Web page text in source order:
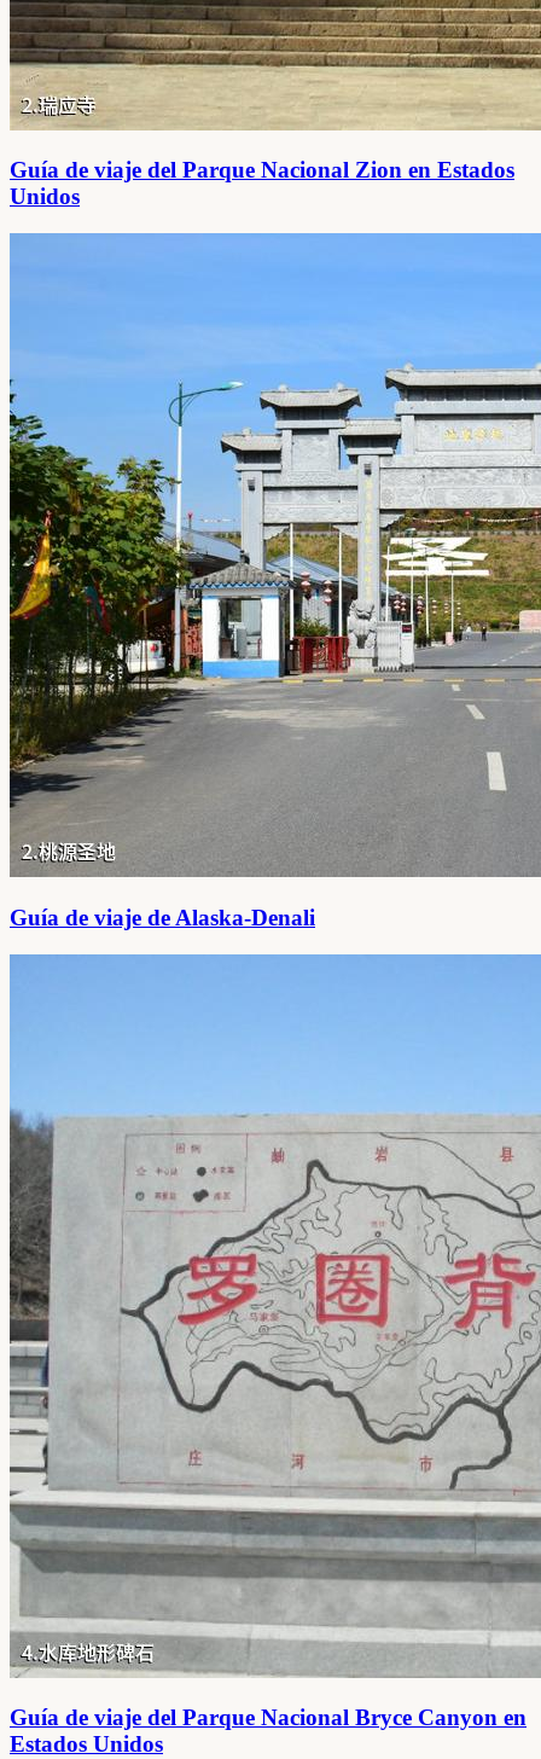
Guía de viaje del Parque Nacional Zion en Estados
Unidos
Guía de viaje de Alaska-Denali
Guía de viaje del Parque Nacional Bryce Canyon en
Estados Unidos